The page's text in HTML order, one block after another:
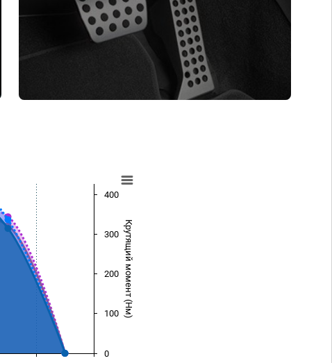
Крутящий момент (Нм)
0
100
200
300
400